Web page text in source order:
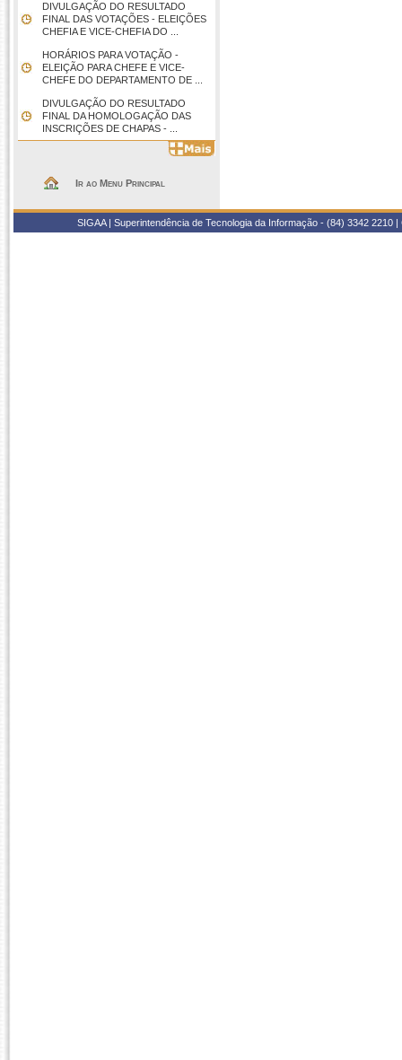
DIVULGAÇÃO DO RESULTADO
FINAL DAS VOTAÇÕES - ELEIÇÕES
CHEFIA E VICE-CHEFIA DO ...
HORÁRIOS PARA VOTAÇÃO -
ELEIÇÃO PARA CHEFE E VICE-
CHEFE DO DEPARTAMENTO DE ...
DIVULGAÇÃO DO RESULTADO
FINAL DA HOMOLOGAÇÃO DAS
INSCRIÇÕES DE CHAPAS - ...
Ir ao Menu Principal
SIGAA | Superintendência de Tecnologia da Informação - (84) 3342